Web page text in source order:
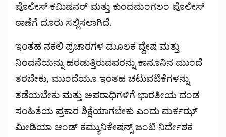
ಪೊಲೀಸ್ ಕಮಿಷನರ್ ಮತ್ತು ಕುಂದಮಂಗಲಂ ಪೊಲೀಸ್
ಠಾಣೆಗೆ ದೂರು ಸಲ್ಲಿಸಲಾಗಿದೆ.
ಇಂತಹ ನಕಲಿ ಪ್ರಚಾರಗಳ ಮೂಲಕ ದ್ವೇಷ ಮತ್ತು
ನಿಂದನೆಯನ್ನು ಹರಡುತ್ತಿರುವವರನ್ನು ಕಾನೂನಿನ ಮುಂದೆ
ತರಬೇಕು, ಮುಂದೆಯೂ ಇಂತಹ ಚಟುವಟಿಕೆಗಳನ್ನು
ತಡೆಯಬೇಕು ಮತ್ತು ಅಪರಾಧಿಗಳಿಗೆ ಭಾರತೀಯ ದಂಡ
ಸಂಹಿತೆಯ ಪ್ರಕಾರ ಶಿಕ್ಷೆಯಾಗಬೇಕು ಎಂದು ಮರ್ಕಝ್
ಮೀಡಿಯಾ ಆಂಡ್ ಕಮ್ಯುನಿಕೇಷನ್ಸ್ ಜಂಟಿ ನಿರ್ದೇಶಕ